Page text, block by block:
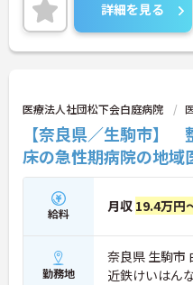
細をお話致しますのでお気軽
詳細を見る
医療法人社団松下会白庭病院
【奈良県／生駒市】
床の急性期病院の地域
給料 月収 19.4万円
勤務地
奈良県 生駒市
近鉄けいはん